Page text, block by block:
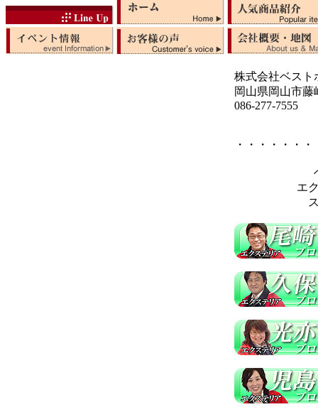
株式会社ベスト
岡山県岡山市藤
086-277-7555
・・・・・・
エ